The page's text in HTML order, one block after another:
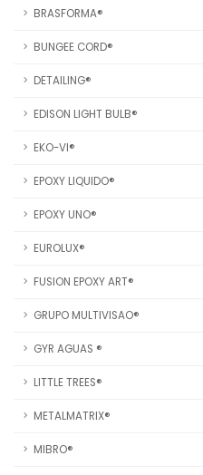
BRASFORMA®
BUNGEE CORD®
DETAILING®
EDISON LIGHT BULB®
EKO-VI®
EPOXY LIQUIDO®
EPOXY UNO®
EUROLUX®
FUSION EPOXY ART®
GRUPO MULTIVISAO®
GYR AGUAS ®
LITTLE TREES®
METALMATRIX®
MIBRO®